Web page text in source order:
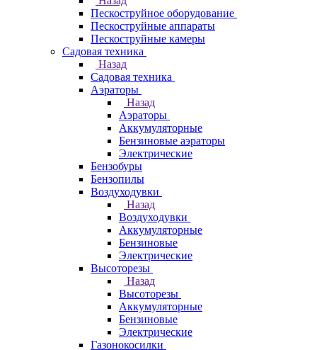
Пескоструйное оборудование
Пескоструйные аппараты
Пескоструйные камеры
Садовая техника
Назад
Садовая техника
Аэраторы
Назад
Аэраторы
Аккумуляторные
Бензиновые аэраторы
Электрические
Бензобуры
Бензопилы
Воздуходувки
Назад
Воздуходувки
Аккумуляторные
Бензиновые
Электрические
Высоторезы
Назад
Высоторезы
Аккумуляторные
Бензиновые
Электрические
Газонокосилки